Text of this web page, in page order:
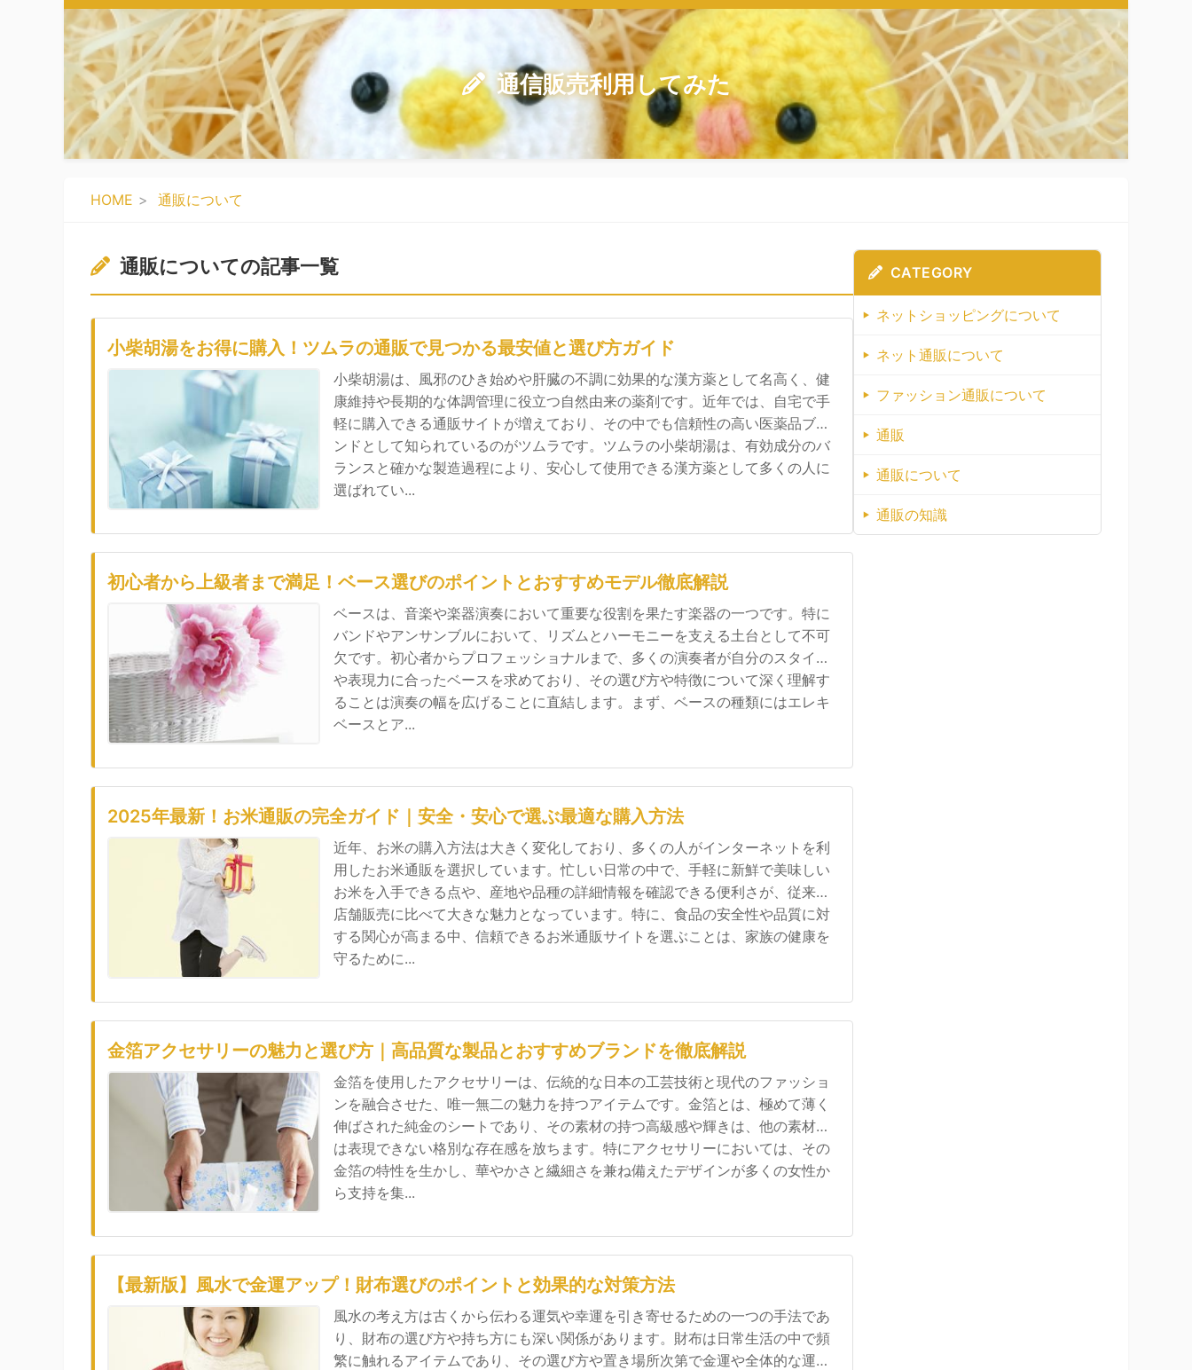
通信販売利用してみた
HOME 通販について
通販についての記事一覧
小柴胡湯をお得に購入！ツムラの通販で見つかる最安値と選び方ガイド
小柴胡湯は、風邪のひき始めや肝臓の不調に効果的な漢方薬として名高く、健
康維持や長期的な体調管理に役立つ自然由来の薬剤です。近年では、自宅で手
軽に購入できる通販サイトが増えており、その中でも信頼性の高い医薬品ブラ
ンドとして知られているのがツムラです。ツムラの小柴胡湯は、有効成分のバ
ランスと確かな製造過程により、安心して使用できる漢方薬として多くの人に
選ばれてい...
初心者から上級者まで満足！ベース選びのポイントとおすすめモデル徹底解説
ベースは、音楽や楽器演奏において重要な役割を果たす楽器の一つです。特に
バンドやアンサンブルにおいて、リズムとハーモニーを支える土台として不可
欠です。初心者からプロフェッショナルまで、多くの演奏者が自分のスタイル
や表現力に合ったベースを求めており、その選び方や特徴について深く理解す
ることは演奏の幅を広げることに直結します。まず、ベースの種類にはエレキ
ベースとア...
2025年最新！お米通販の完全ガイド｜安全・安心で選ぶ最適な購入方法
近年、お米の購入方法は大きく変化しており、多くの人がインターネットを利
用したお米通販を選択しています。忙しい日常の中で、手軽に新鮮で美味しい
お米を入手できる点や、産地や品種の詳細情報を確認できる便利さが、従来の
店舗販売に比べて大きな魅力となっています。特に、食品の安全性や品質に対
する関心が高まる中、信頼できるお米通販サイトを選ぶことは、家族の健康を
守るために...
金箔アクセサリーの魅力と選び方｜高品質な製品とおすすめブランドを徹底解説
金箔を使用したアクセサリーは、伝統的な日本の工芸技術と現代のファッショ
ンを融合させた、唯一無二の魅力を持つアイテムです。金箔とは、極めて薄く
伸ばされた純金のシートであり、その素材の持つ高級感や輝きは、他の素材で
は表現できない格別な存在感を放ちます。特にアクセサリーにおいては、その
金箔の特性を生かし、華やかさと繊細さを兼ね備えたデザインが多くの女性か
ら支持を集...
【最新版】風水で金運アップ！財布選びのポイントと効果的な対策方法
風水の考え方は古くから伝わる運気や幸運を引き寄せるための一つの手法であ
り、財布の選び方や持ち方にも深い関係があります。財布は日常生活の中で頻
繁に触れるアイテムであり、その選び方や置き場所次第で金運や全体的な運気
CATEGORY
ネットショッピングについて
ネット通販について
ファッション通販について
通販
通販について
通販の知識